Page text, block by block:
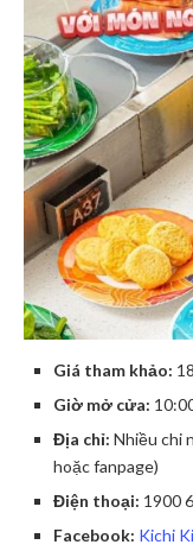
Giá tham khảo:
Giờ mở cửa:
Địa chỉ: Nhiều chi
hoặc fanpage)
Điện thoại: 1900
Facebook: Kichi